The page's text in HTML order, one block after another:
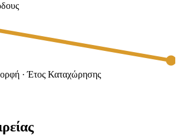
· Έτος Καταχώρησης